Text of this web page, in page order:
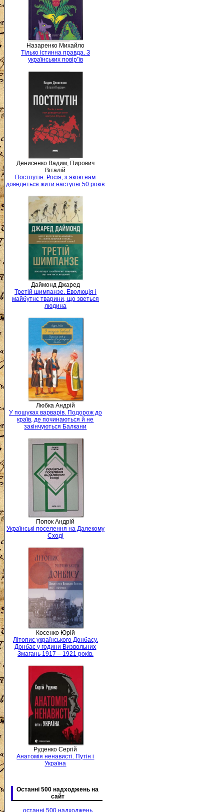
Назаренко Михайло
Тілько істинна правда. З
українських повір’їв
Денисенко Вадим, Пирович
Віталій
Постпутін. Росія, з якою нам
доведеться жити наступні 50 років
Даймонд Джаред
Третій шимпанзе. Еволюція і
майбутнє тварини, що зветься
людина
Любка Андрій
У пошуках варварів. Подорож до
країв, де починаються й не
закінчуються Балкани
Попок Андрій
Українські поселення на Далекому
Сході
Косенко Юрій
Літопис українського Донбасу.
Донбас у години Визвольних
Змагань 1917 – 1921 років.
Руденко Сергій
Анатомія ненависті. Путін і
Україна
Останні 500 надходжень на
сайт
останні 500 надходжень